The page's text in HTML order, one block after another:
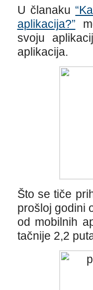
U članaku
aplikacija?”
svoju
aplikacija.
Što se tiče
prošloj godini
od mobilnih
tačnije 2,2